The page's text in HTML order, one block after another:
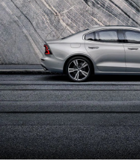
서비스
TAEYOUNG MOTORS